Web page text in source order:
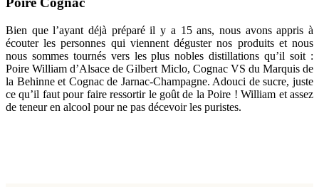
Bien que l’ayant déjà préparé il y a 15 ans, nous avons appris à
écouter les personnes qui viennent déguster nos produits et nous
nous sommes tournés vers les plus nobles distillations qu’il soit :
Poire William d’Alsace de Gilbert Miclo, Cognac VS du Marquis de
la Behinne et Cognac de Jarnac-Champagne. Adouci de sucre, juste
ce qu’il faut pour faire ressortir le goût de la Poire ! William et assez
de teneur en alcool pour ne pas décevoir les puristes.